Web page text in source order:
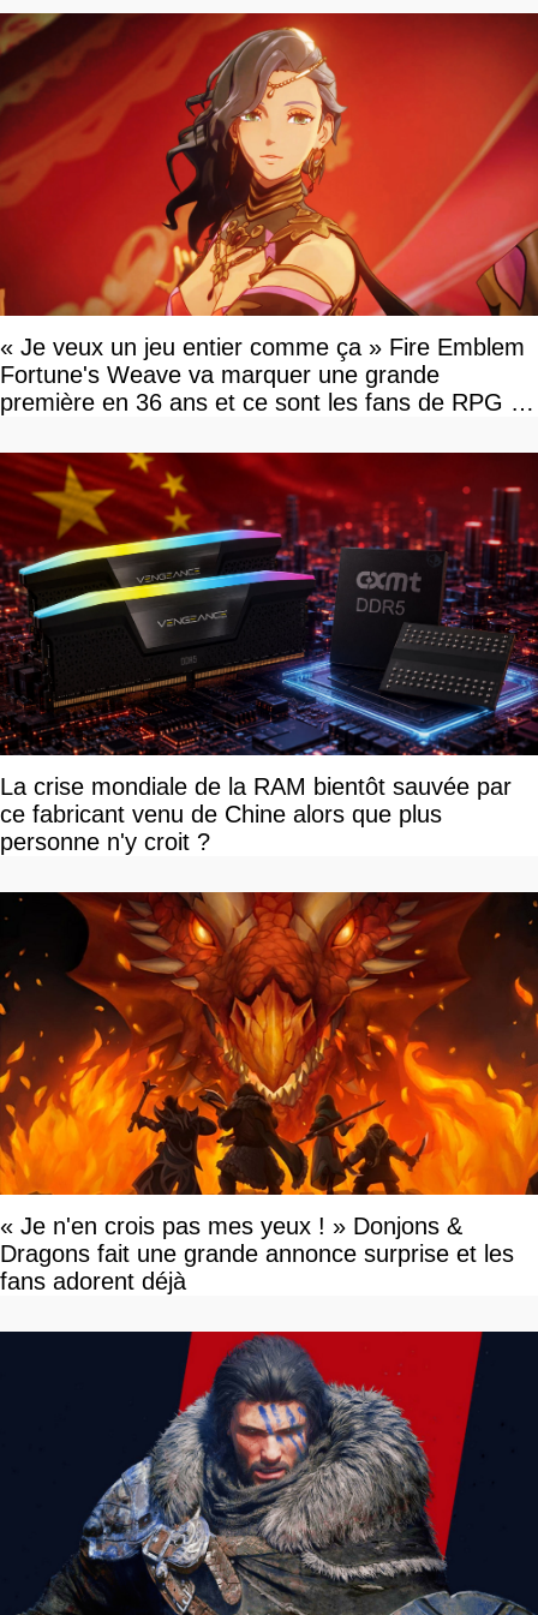
« Je veux un jeu entier comme ça » Fire Emblem
Fortune's Weave va marquer une grande
première en 36 ans et ce sont les fans de RPG en
La crise mondiale de la RAM bientôt sauvée par
ce fabricant venu de Chine alors que plus
personne n'y croit ?
« Je n'en crois pas mes yeux ! » Donjons &
Dragons fait une grande annonce surprise et les
fans adorent déjà